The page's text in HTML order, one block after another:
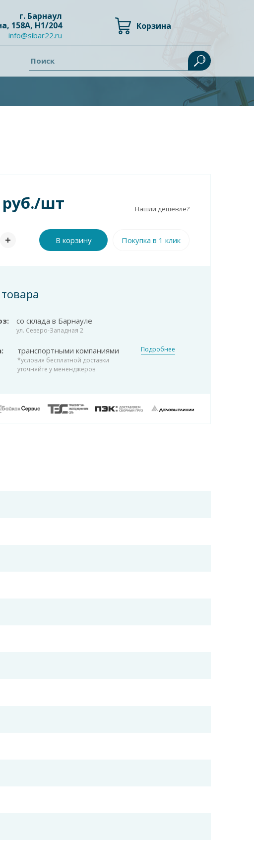
г. Барнаул
158А, Н1/204
info@sibar22.ru
Корзина
Поиск
руб./шт Нашли дешевле?
В корзину Покупка в 1 клик
со склада в Барнауле
ул. Северо-Западная 2
транспортными компаниями
*условия бесплатной доставки
уточняйте у мененджеров
Подробнее